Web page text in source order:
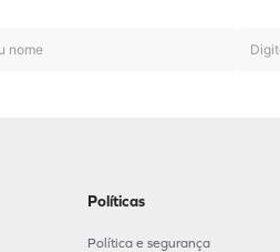
Políticas
Política e segurança